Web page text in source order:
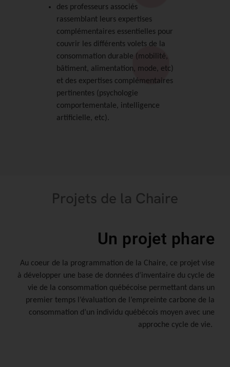
des professeurs associés
rassemblant leurs expertises
complémentaires essentielles pour
couvrir les différents volets de la
consommation durable (mobilité,
bâtiment, alimentation, mode, etc)
et des expertises complémentaires
pertinentes (psychologie
comportementale, intelligence
artificielle, etc).
Projets de la Chaire
Un projet phare
Au coeur de la programmation de la Chaire, ce projet vise
à développer une base de données d’inventaire du cycle de
vie de la consommation québécoise permettant dans un
premier temps l’évaluation de l’empreinte carbone de la
consommation d’un individu québécois moyen avec une
approche cycle de vie.